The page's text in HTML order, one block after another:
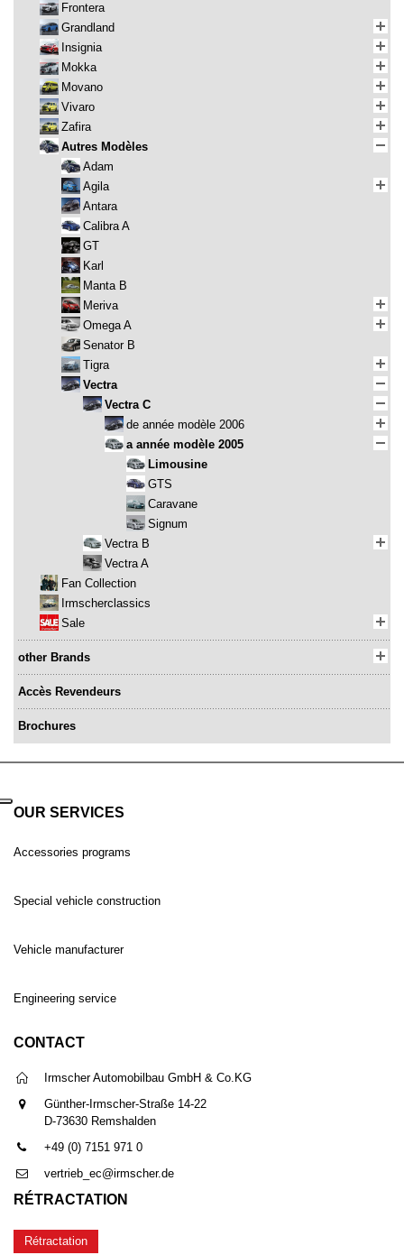
Frontera
Grandland
Insignia
Mokka
Movano
Vivaro
Zafira
Autres Modèles
Adam
Agila
Antara
Calibra A
GT
Karl
Manta B
Meriva
Omega A
Senator B
Tigra
Vectra
Vectra C
de année modèle 2006
a année modèle 2005
Limousine
GTS
Caravane
Signum
Vectra B
Vectra A
Fan Collection
Irmscherclassics
Sale
other Brands
Accès Revendeurs
Brochures
OUR SERVICES
Accessories programs
Special vehicle construction
Vehicle manufacturer
Engineering service
CONTACT
Irmscher Automobilbau GmbH & Co.KG
Günther-Irmscher-Straße 14-22
D-73630 Remshalden
+49 (0) 7151 971 0
vertrieb_ec@irmscher.de
RÉTRACTATION
Rétractation